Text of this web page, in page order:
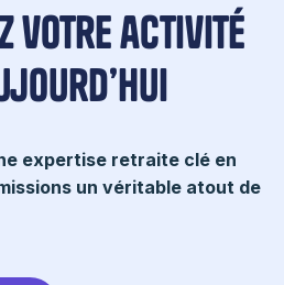
votre activité
expertise retraite clé en
un véritable atout de